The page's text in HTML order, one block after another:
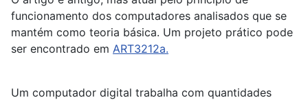
funcionamento dos computadores analisados que se
mantém como teoria básica. Um projeto prático pode
ser encontrado em ART3212a.
Um computador digital trabalha com quantidades